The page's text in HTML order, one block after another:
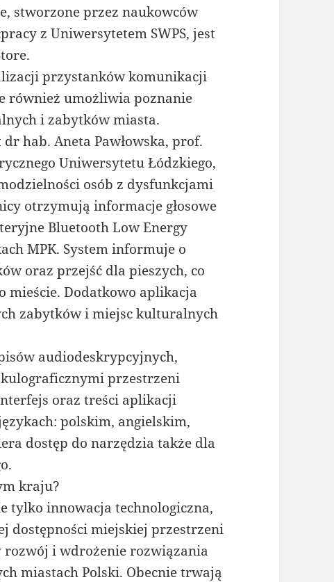
stworzone przez naukowców
z Uniwersytetem SWPS, jest
przystanków komunikacji
również umożliwia poznanie
i zabytków miasta.
hab. Aneta Pawłowska, prof.
Uniwersytetu Łódzkiego,
osób z dysfunkcjami
otrzymują informacje głosowe
Bluetooth Low Energy
MPK. System informuje o
oraz przejść dla pieszych, co
mieście. Dodatkowo aplikacja
zabytków i miejsc kulturalnych
audiodeskrypcyjnych,
przestrzeni
oraz treści aplikacji
polskim, angielskim,
dostęp do narzędzia także dla
kraju?
tylko innowacja technologiczna,
dostępności miejskiej przestrzeni
i wdrożenie rozwiązania
miastach Polski. Obecnie trwają